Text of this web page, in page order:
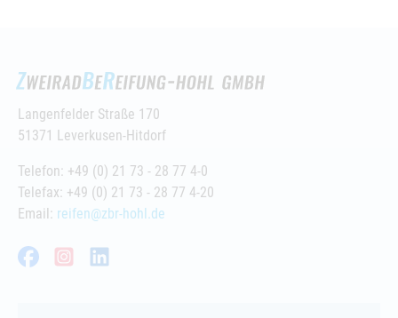
Langenfelder Straße 170
51371 Leverkusen-Hitdorf
Telefon: +49 (0) 21 73 - 28 77 4-0
Telefax: +49 (0) 21 73 - 28 77 4-20
Email: reifen@zbr-hohl.de
FacebookInstagramLinkedIn